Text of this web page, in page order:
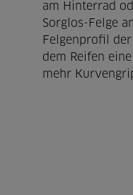
am Hinterrad
Sorglos-Felge
Felgenprofil
dem Reifen
mehr